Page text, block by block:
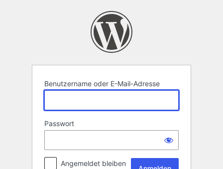
Benutzername oder E-Mail-Adresse
Passwort
Angemeldet bleiben